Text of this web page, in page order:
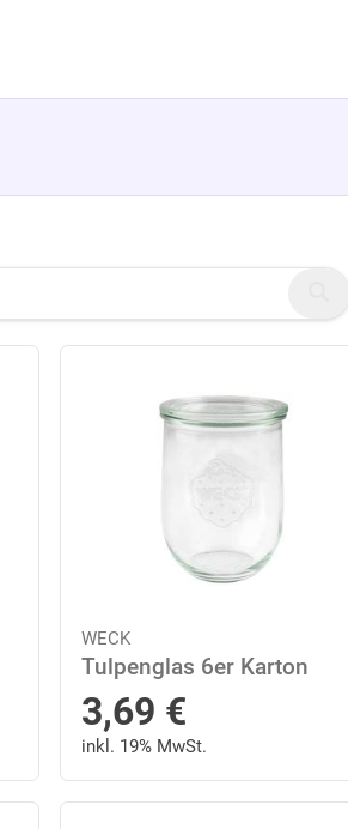
WECK
Tulpenglas 6er Karton
3,69 €
inkl. 19% MwSt.